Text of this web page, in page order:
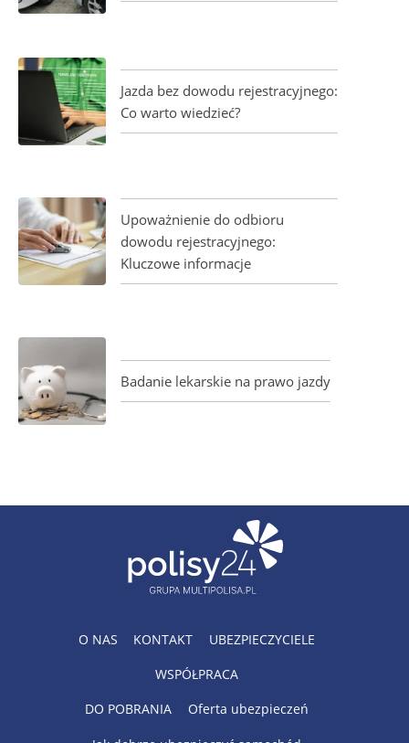
Jazda bez dowodu rejestracyjnego:
Co warto wiedzieć?
Upoważnienie do odbioru
dowodu rejestracyjnego:
Kluczowe informacje
Badanie lekarskie na prawo jazdy
O NAS KONTAKT UBEZPIECZYCIELE
WSPÓŁPRACA
DO POBRANIA Oferta ubezpieczeń